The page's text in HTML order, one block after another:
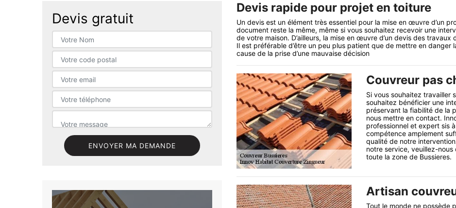
Devis gratuit
Devis rapide pour projet en toiture
Un devis est un élément très essentiel pour la mise en œuvre d’un
document reste la même, même si vous souhaitez recevoir une
de votre maison. D’ailleurs, la mise en œuvre d’un devis des
Il est préférable d’être un peu plus patient que de mettre en
cause de la prise d’une mauvaise décision
Couvreur pas
Si vous souhaitez travailler
souhaitez bénéficier une
préservant la fiabilité de la
nous mettre en contact.
professionnel et expert sis
compétence amplement
qualité de notre
notre service, veuillez-
toute la zone de Bussieres.
Artisan
Tout le monde ne possède